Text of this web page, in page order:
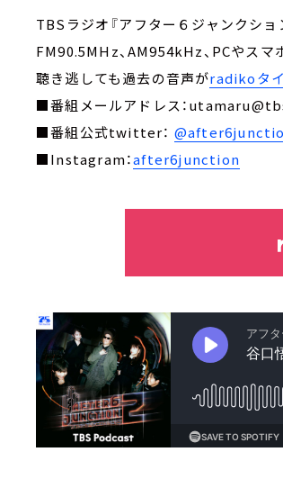
TBSラジオ『アフター６ジャンクショ
FM90.5MHz、AM954kHz、PCやスマ
聴き逃しても過去の音声がradikoタ
■番組メールアドレス：
■番組公式twitter：
■Instagram：after6junction